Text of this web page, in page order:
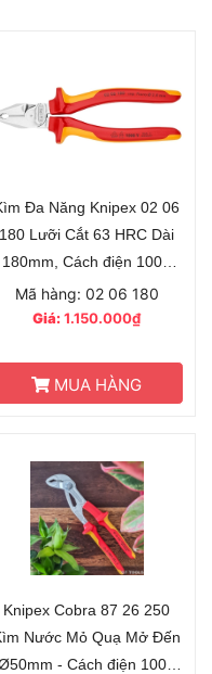
Đa Năng Knipex 02 06
180 Lưỡi Cắt 63 HRC Dài
180mm, Cách điện 1000
Volt
Mã hàng: 02 06 180
Giá:1.150.000₫
MUA HÀNG
Knipex Cobra 87 26 250
Nước Mỏ Quạ Mở Đến
- Cách điện 1000